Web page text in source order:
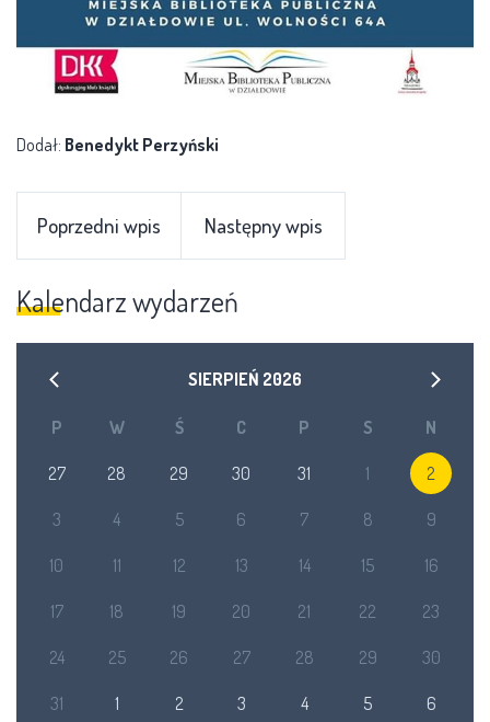
Dodał: Benedykt Perzyński
Poprzedni wpis Następny wpis
Kalendarz wydarzeń
SIERPIEŃ 2026
P W Ś C P S N
27 28 29 30 31 1 2
3 4 5 6 7 8 9
10 11 12 13 14 15 16
17 18 19 20 21 22 23
24 25 26 27 28 29 30
31 1 2 3 4 5 6